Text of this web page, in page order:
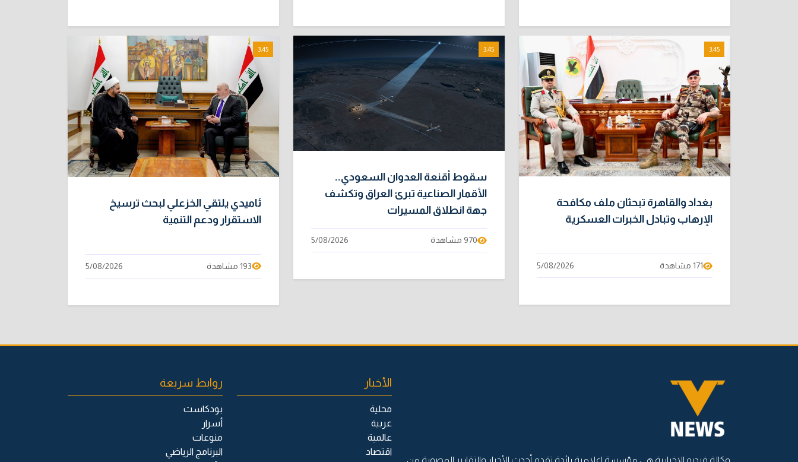
3:45
بغداد والقاهرة تبحثان ملف مكافحة
الإرهاب وتبادل الخبرات العسكرية
171 مشاهدة 5/08/2026
3:45
سقوط أقنعة العدوان السعودي..
الأقمار الصناعية تبرئ العراق وتكشف
جهة انطلاق المسيرات
970 مشاهدة 5/08/2026
3:45
ئاميدي يلتقي الخزعلي لبحث ترسيخ
الاستقرار ودعم التنمية
193 مشاهدة 5/08/2026
وكالة فيديو الإخبارية هي مؤسسة إعلامية رائدة تقدم أحدث الأخبار والتقارير المصورة من
الأخبار
محلية
عربية
عالمية
اقتصاد
روابط سريعة
بودكاست
أسرار
منوعات
البرنامج الرياضي